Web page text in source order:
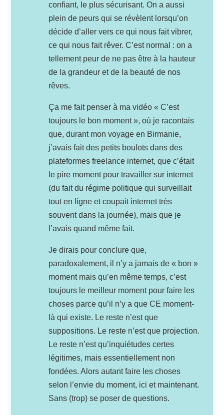
confiant, le plus sécurisant. On a aussi
plein de peurs qui se révèlent lorsqu’on
décide d’aller vers ce qui nous fait vibrer,
ce qui nous fait rêver. C’est normal : on a
tellement peur de ne pas être à la hauteur
de la grandeur et de la beauté de nos
rêves.
Ça me fait penser à ma vidéo « C’est
toujours le bon moment », où je racontais
que, durant mon voyage en Birmanie,
j’avais fait des petits boulots dans des
plateformes freelance internet, que c’était
le pire moment pour travailler sur internet
(du fait du régime politique qui surveillait
tout en ligne et coupait internet très
souvent dans la journée), mais que je
l’avais quand même fait.
Je dirais pour conclure que,
paradoxalement, il n’y a jamais de « bon »
moment mais qu’en même temps, c’est
toujours le meilleur moment pour faire les
choses parce qu’il n’y a que CE moment-
là qui existe. Le reste n’est que
suppositions. Le reste n’est que projection.
Le reste n’est qu’inquiétudes certes
légitimes, mais essentiellement non
fondées. Alors autant faire les choses
selon l’envie du moment, ici et maintenant.
Sans (trop) se poser de questions.